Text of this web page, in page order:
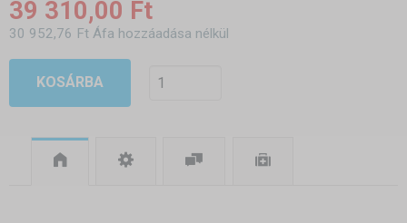
39 310,00 Ft
30 952,76 Ft Áfa hozzáadása nélkül
KOSÁRBA